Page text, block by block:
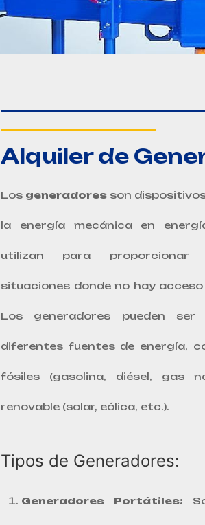
Alquiler de
Los generadores son
la energía mecánica en
utilizan para proporcionar
situaciones donde no hay
Los generadores pueden ser
diferentes fuentes de energía,
fósiles (gasolina, diésel, gas
renovable (solar, eólica, etc.).
Tipos de Generadores:
Generadores Portátiles: